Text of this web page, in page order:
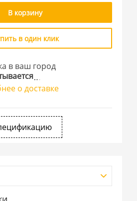
В корзину
в один клик
в ваш город
о доставке